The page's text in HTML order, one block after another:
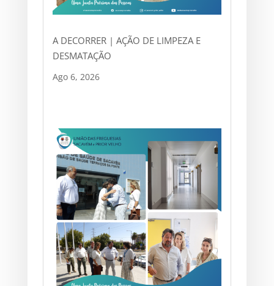
A DECORRER | AÇÃO DE LIMPEZA E
DESMATAÇÃO
Ago 6, 2026